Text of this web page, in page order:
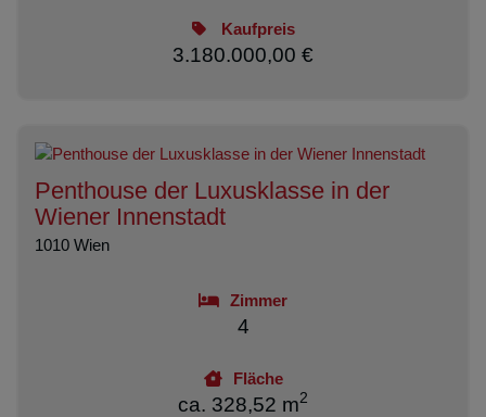
Kaufpreis
3.180.000,00 €
Penthouse der Luxusklasse in der
Wiener Innenstadt
1010 Wien
Zimmer
4
Fläche
ca. 328,52 m2